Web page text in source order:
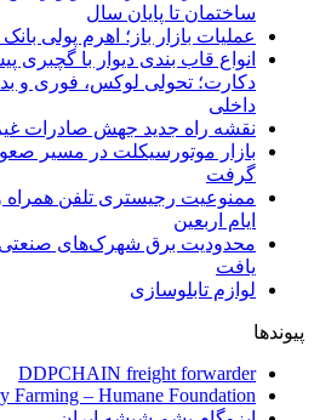
ساختمان تا پایان سال
عملیات بازار باز؛ اهرم پولی
انواع قاب بندی دیوار با گچبری
دکارت؛ تحولی لوکس، فوری و
داخلی
نقشه راه جدید جهش صادرات
بازار موتورسیکلت در مسیر
گرفت
ممنوعیت رجیستری تلفن همراه
ایام اربعین
محدودیت برق شهرک‌های صنعتی
یافت
لوازم تابلوسازی
پیوندها
DDPCHAIN freight forwarder
Farming – Humane Foundation